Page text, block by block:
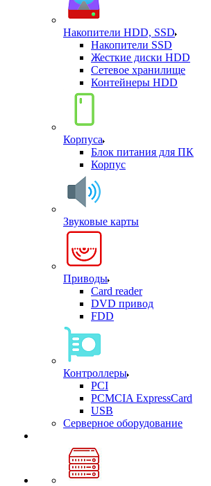
Накопители HDD, SSD
Накопители SSD
Жесткие диски HDD
Сетевое хранилище
Контейнеры HDD
Корпуса
Блок питания для ПК
Корпус
Звуковые карты
Приводы
Card reader
DVD привод
FDD
Контроллеры
PCI
PCMCIA ExpressCard
USB
Cерверное оборудование